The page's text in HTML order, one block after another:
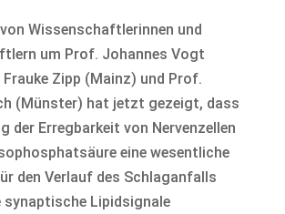
von Wissenschaftlerinnen und
um Prof. Johannes Vogt
Zipp (Mainz) und Prof.
(Münster) hat jetzt gezeigt, dass
der Erregbarkeit von Nervenzellen
eine wesentliche
den Verlauf des Schlaganfalls
synaptische Lipidsignale